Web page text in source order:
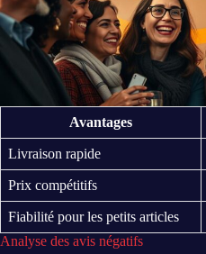
Avantages
Livraison rapide
Prix compétitifs
Fiabilité pour les petits articles
Analyse des avis négatifs